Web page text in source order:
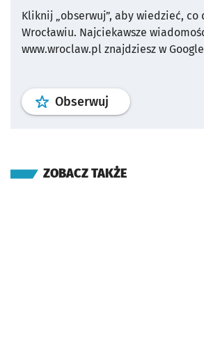
Kliknij „obserwuj”, aby wiedzieć, co
Wrocławiu. Najciekawsze
www.wroclaw.pl znajdziesz w
Obserwuj profil
ZOBACZ TAKŻE